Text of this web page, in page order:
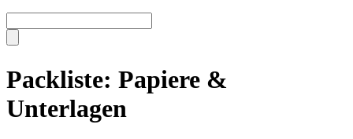
Packliste: Papiere &
Unterlagen